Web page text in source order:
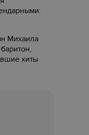
Михаила
хиты